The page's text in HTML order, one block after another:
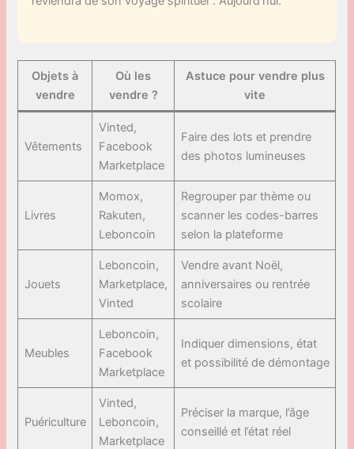
Objets à
vendre
Où les
vendre ?
Astuce pour vendre plus
vite
Vêtements
Vinted,
Facebook
Marketplace
Faire des lots et prendre
des photos lumineuses
Livres
Momox,
Rakuten,
Leboncoin
Regrouper par thème ou
scanner les codes-barres
selon la plateforme
Jouets
Leboncoin,
Marketplace,
Vinted
Vendre avant Noël,
anniversaires ou rentrée
scolaire
Meubles
Leboncoin,
Facebook
Marketplace
Indiquer dimensions, état
et possibilité de démontage
Puériculture
Vinted,
Leboncoin,
Marketplace
Préciser la marque, l’âge
conseillé et l’état réel